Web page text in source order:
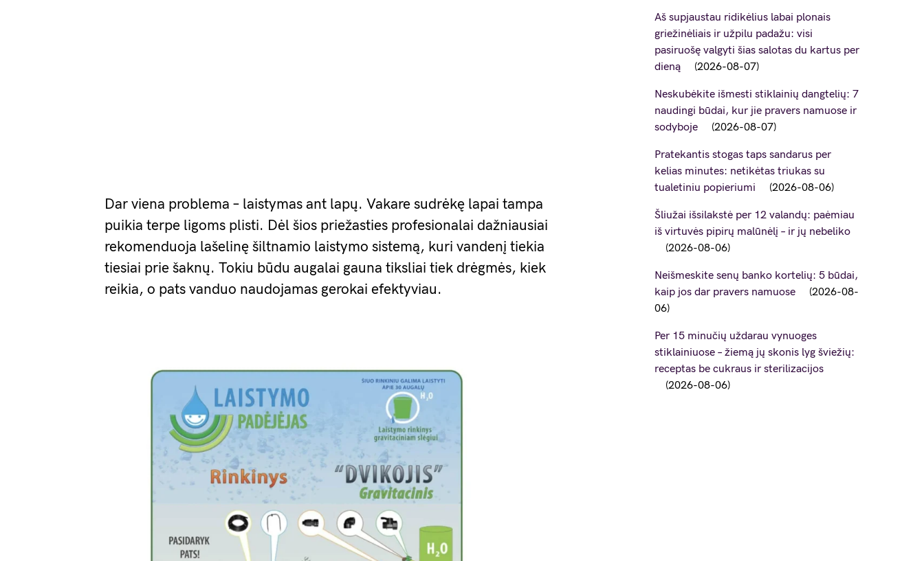
Dar viena problema – laistymas ant lapų. Vakare sudrėkę lapai tampa
puikia terpe ligoms plisti. Dėl šios priežasties profesionalai dažniausiai
rekomenduoja lašelinę šiltnamio laistymo sistemą, kuri vandenį tiekia
tiesiai prie šaknų. Tokiu būdu augalai gauna tiksliai tiek drėgmės, kiek
reikia, o pats vanduo naudojamas gerokai efektyviau.
Aš supjaustau ridikėlius labai plonais
griežinėliais ir užpilu padažu: visi
pasiruošę valgyti šias salotas du kartus per
dieną
2026-08-07
Neskubėkite išmesti stiklainių dangtelių: 7
naudingi būdai, kur jie pravers namuose ir
sodyboje
2026-08-07
Pratekantis stogas taps sandarus per
kelias minutes: netikėtas triukas su
tualetiniu popieriumi
2026-08-06
Šliužai išsilakstė per 12 valandų: paėmiau
iš virtuvės pipirų malūnėlį – ir jų nebeliko
2026-08-06
Neišmeskite senų banko kortelių: 5 būdai,
kaip jos dar pravers namuose
2026-08-
06
Per 15 minučių uždarau vynuoges
stiklainiuose – žiemą jų skonis lyg šviežių:
receptas be cukraus ir sterilizacijos
2026-08-06